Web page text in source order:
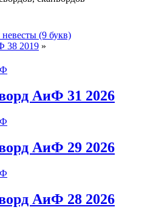
(9 букв)
38 2019 »
АиФ 31 2026
АиФ 29 2026
АиФ 28 2026